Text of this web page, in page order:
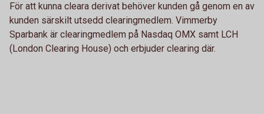
För att kunna cleara derivat behöver kunden gå genom en av
kunden särskilt utsedd clearingmedlem. Vimmerby
Sparbank är clearingmedlem på Nasdaq OMX samt LCH
(London Clearing House) och erbjuder clearing där.